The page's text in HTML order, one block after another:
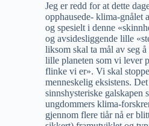
Jeg er redd for at dette
opphausede- klima-gnålet
og spesielt i denne
og avsidesliggende lille
liksom skal ta mål av seg
lille planeten som vi lever
flinke vi er». Vi skal
menneskelig eksistens.
sinnshysteriske galskapen
ungdommers klima-
gjennom flere tiår nå er